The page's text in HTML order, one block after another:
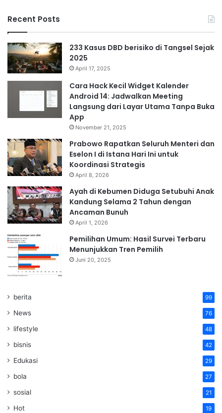
Recent Posts
233 Kasus DBD berisiko di Tangsel Sejak
2025
April 17, 2025
Cara Hack Kecil Widget Kalender
Android 14: Jadwalkan Meeting
Langsung dari Layar Utama Tanpa Buka
App
November 21, 2025
Prabowo Rapatkan Seluruh Menteri dan
Eselon I di Istana Hari Ini untuk
Koordinasi Strategis
April 8, 2026
Ayah di Kebumen Diduga Setubuhi Anak
Kandung Selama 2 Tahun dengan
Ancaman Bunuh
April 1, 2026
Pemilihan Umum: Hasil Survei Terbaru
Menunjukkan Tren Pemilih
Juni 20, 2025
berita 99
News 76
lifestyle 48
bisnis 42
Edukasi 29
bola 27
sosial 21
Hot 19